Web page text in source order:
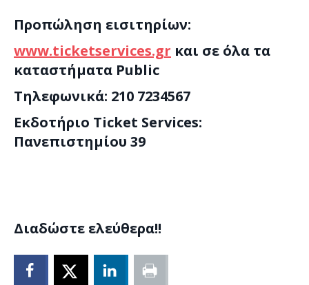
Προπώληση εισιτηρίων:
www.ticketservices.gr και σε όλα τα
καταστήματα Public
Τηλεφωνικά: 210 7234567
Eκδοτήριο Ticket Services:
Πανεπιστημίου 39
Διαδώστε ελεύθερα!!